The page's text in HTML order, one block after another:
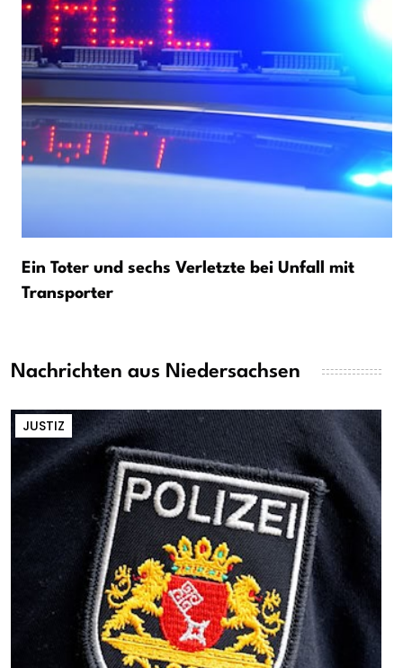
Ein Toter und sechs Verletzte bei Unfall mit
Transporter
Nachrichten aus Niedersachsen
JUSTIZ